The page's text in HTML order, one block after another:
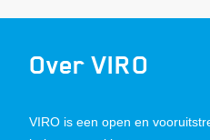
Over VIRO
VIRO is een open en